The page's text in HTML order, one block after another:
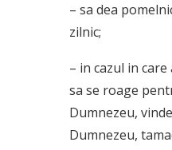
– sa dea
zilnic;
– in cazul in
sa se roage
Dumnezeu,
Dumnezeu,